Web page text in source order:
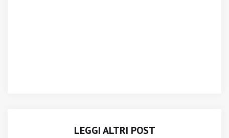
LEGGI ALTRI POST